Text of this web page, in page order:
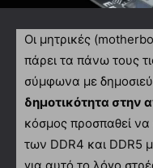
Οι μητρικές
πάρει τα πάνω τους
σύμφωνα με
δημοτικότητα στην
κόσμος προσπαθεί να
των DDR4 και DDR5